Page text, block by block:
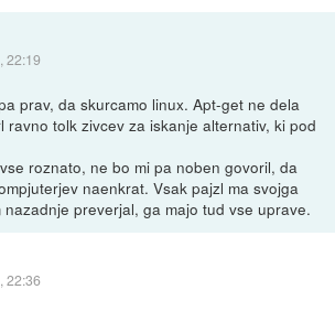
22:19
prav, da skurcamo linux. Apt-get ne dela
ravno tolk zivcev za iskanje alternativ, ki pod
roznato, ne bo mi pa noben govoril, da
naenkrat. Vsak pajzl ma svojga
preverjal, ga majo tud vse uprave.
22:36